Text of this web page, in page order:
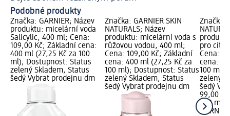
Podobné produkty
Značka: GARNIER; Název
produktu: micelární voda
Salicylic, 400 ml; Cena:
109,00 Kč; Základní cena:
400 ml (27,25 Kč za 100
ml); Dostupnost: Status
zelený Skladem, Status
šedý Vybrat prodejnu dm
Značka: GARNIER SKIN
NATURALS; Název
produktu: micelární voda s
růžovou vodou, 400 ml;
Cena: 109,00 Kč; Základní
cena: 400 ml (27,25 Kč za
100 ml); Dostupnost: Status
zelený Skladem, Status
šedý Vybrat prodejnu dm
Značka:
pro
Cena:
cena:
100 ml);
zelený
šedý
99,00 Kč
400 ml